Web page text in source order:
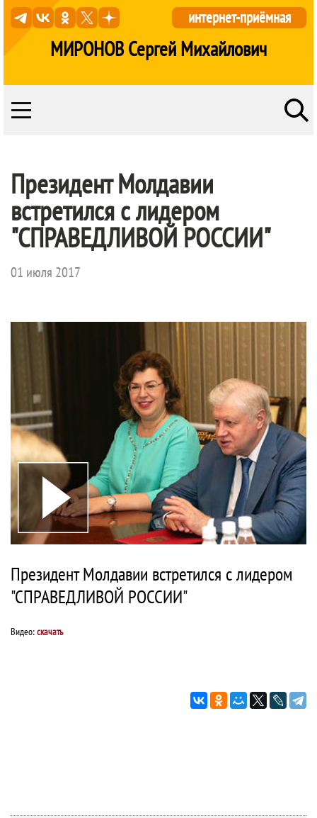
МИРОНОВ Сергей Михайлович
интернет-приёмная
Президент Молдавии
встретился с лидером
"СПРАВЕДЛИВОЙ РОССИИ"
01 июля 2017
Президент Молдавии встретился с лидером
"СПРАВЕДЛИВОЙ РОССИИ"
Видео:скачать